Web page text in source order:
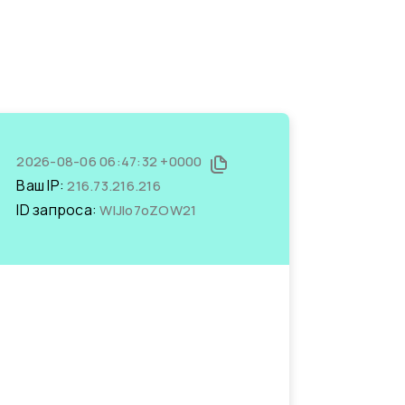
2026-08-06 06:47:32 +0000
Ваш IP:216.73.216.216
ID запроса:WlJIo7oZOW21